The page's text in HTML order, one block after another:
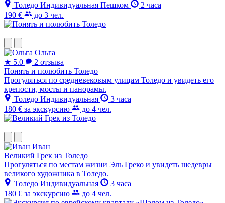
Толедо Индивидуальная Пешком
2 часа
190 €
до 3 чел.
Ольга
★ 5.0
2 отзыва
Понять и полюбить Толедо
Прогуляться по средневековым улицам Толедо и увидеть его
крепости, мосты и панорамы.
Толедо Индивидуальная
3 часа
180 € за экскурсию до 4 чел.
Иван
Великий Грек из Толедо
Прогуляться по местам жизни Эль Греко и увидеть шедевры
великого художника в Толедо.
Толедо Индивидуальная
3 часа
180 € за экскурсию до 4 чел.